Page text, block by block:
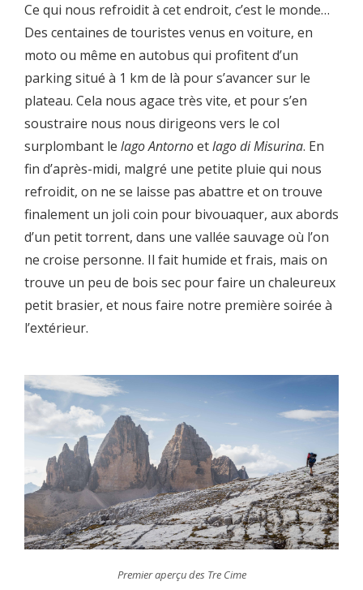
Ce qui nous refroidit à cet endroit, c’est le monde…
Des centaines de touristes venus en voiture, en
moto ou même en autobus qui profitent d’un
parking situé à 1 km de là pour s’avancer sur le
plateau. Cela nous agace très vite, et pour s’en
soustraire nous nous dirigeons vers le col
surplombant le lago Antornoetlago di Misurina. En
fin d’après-midi, malgré une petite pluie qui nous
refroidit, on ne se laisse pas abattre et on trouve
finalement un joli coin pour bivouaquer, aux abords
d’un petit torrent, dans une vallée sauvage où l’on
ne croise personne. Il fait humide et frais, mais on
trouve un peu de bois sec pour faire un chaleureux
petit brasier, et nous faire notre première soirée à
l’extérieur.
Premier aperçu des Tre Cime